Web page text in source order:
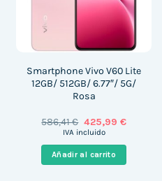
Smartphone Vivo V60 Lite
12GB/ 512GB/ 6.77″/ 5G/
Rosa
586,41€ El
precio
era:
586,41 €.
425,99 €El
es:
425,99
IVA incluido
Añadir al carrito